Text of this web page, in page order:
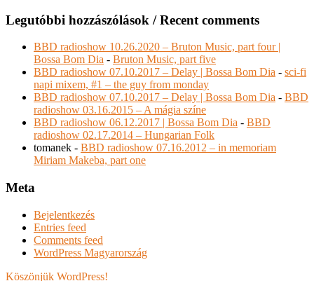
Legutóbbi hozzászólások / Recent comments
BBD radioshow 10.26.2020 – Bruton Music, part four |
Bossa Bom Dia - Bruton Music, part five
BBD radioshow 07.10.2017 – Delay | Bossa Bom Dia - sci-fi
napi mixem, #1 – the guy from monday
BBD radioshow 07.10.2017 – Delay | Bossa Bom Dia - BBD
radioshow 03.16.2015 – A mágia színe
BBD radioshow 06.12.2017 | Bossa Bom Dia - BBD
radioshow 02.17.2014 – Hungarian Folk
tomanek - BBD radioshow 07.16.2012 – in memoriam
Miriam Makeba, part one
Meta
Bejelentkezés
Entries feed
Comments feed
WordPress Magyarország
Köszönjük WordPress!